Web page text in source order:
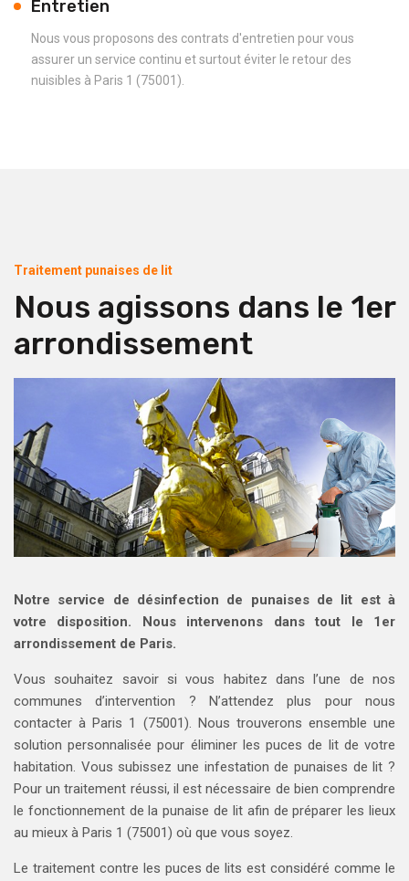
Entretien
Nous vous proposons des contrats d'entretien pour vous
assurer un service continu et surtout éviter le retour des
nuisibles à Paris 1 (75001).
Traitement punaises de lit
Nous agissons dans le 1er
arrondissement
Notre service de désinfection de punaises de lit est à
votre disposition. Nous intervenons dans tout le 1er
arrondissement de Paris.
Vous souhaitez savoir si vous habitez dans l’une de nos
communes d’intervention ? N’attendez plus pour nous
contacter à Paris 1 (75001). Nous trouverons ensemble une
solution personnalisée pour éliminer les puces de lit de votre
habitation. Vous subissez une infestation de punaises de lit ?
Pour un traitement réussi, il est nécessaire de bien comprendre
le fonctionnement de la punaise de lit afin de préparer les lieux
au mieux à Paris 1 (75001) où que vous soyez.
Le traitement contre les puces de lits est considéré comme le